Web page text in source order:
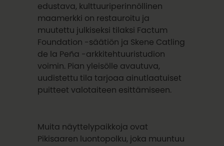
edustava, kulttuuriperinnöllinen
maamerkki on restauroitu ja
muutettu julkiseksi tilaksi Factum
Foundation -säätiön ja Skene Catling
de la Peña -arkkitehtuuristudion
voimin. Pian yleisölle avautuva,
uudistettu tila tarjoaa ainutlaatuiset
puitteet valotaiteen esittämiseen.
Muita näyttelypaikkoja ovat
Pikisaaren luontopolku, joka muuntuu